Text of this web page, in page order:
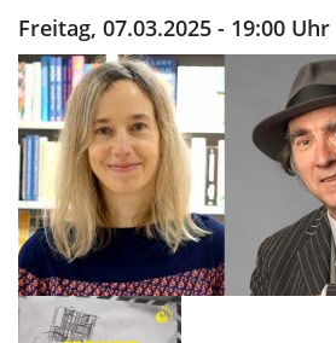
Freitag, 07.03.2025 - 19:00 Uhr